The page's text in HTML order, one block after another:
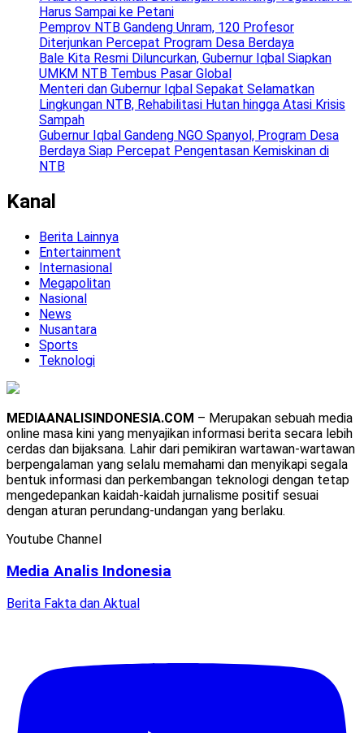
Harus Sampai ke Petani
Pemprov NTB Gandeng Unram, 120 Profesor
Diterjunkan Percepat Program Desa Berdaya
Bale Kita Resmi Diluncurkan, Gubernur Iqbal Siapkan
UMKM NTB Tembus Pasar Global
Menteri dan Gubernur Iqbal Sepakat Selamatkan
Lingkungan NTB, Rehabilitasi Hutan hingga Atasi Krisis
Sampah
Gubernur Iqbal Gandeng NGO Spanyol, Program Desa
Berdaya Siap Percepat Pengentasan Kemiskinan di
NTB
Kanal
Berita Lainnya
Entertainment
Internasional
Megapolitan
Nasional
News
Nusantara
Sports
Teknologi
MEDIAANALISINDONESIA.COM – Merupakan sebuah media
online masa kini yang menyajikan informasi berita secara lebih
cerdas dan bijaksana. Lahir dari pemikiran wartawan-wartawan
berpengalaman yang selalu memahami dan menyikapi segala
bentuk informasi dan perkembangan teknologi dengan tetap
mengedepankan kaidah-kaidah jurnalisme positif sesuai
dengan aturan perundang-undangan yang berlaku.
Youtube Channel
Media Analis Indonesia
Berita Fakta dan Aktual